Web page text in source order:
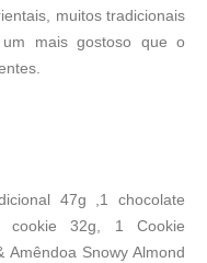
muitos tradicionais
mais gostoso que o
47g ,1 chocolate
cookie 32g, 1 Cookie
Snowy Almond